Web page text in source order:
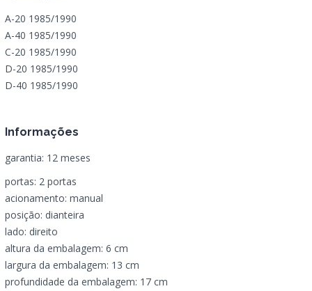
A-20 1985/1990
A-40 1985/1990
C-20 1985/1990
D-20 1985/1990
D-40 1985/1990
Informações
garantia: 12 meses
portas: 2 portas
acionamento: manual
posição: dianteira
lado: direito
altura da embalagem: 6 cm
largura da embalagem: 13 cm
profundidade da embalagem: 17 cm